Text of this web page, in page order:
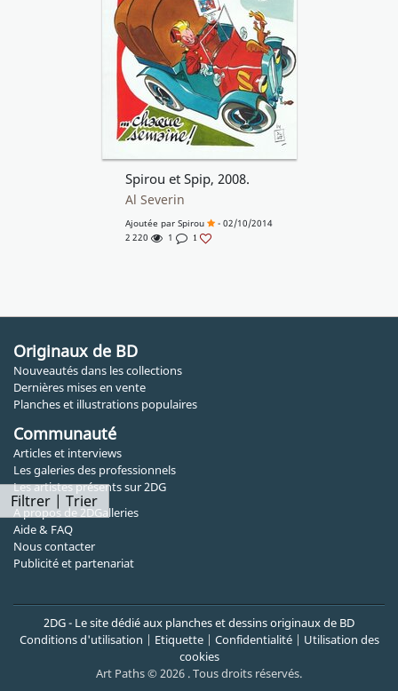
Filtrer | Trier
Spirou et Spip, 2008.
Al Severin
Ajoutée par Spirou
- 02/10/2014
2 220
1 1
Originaux de BD
Nouveautés dans les collections
Dernières mises en vente
Planches et illustrations populaires
Communauté
Articles et interviews
Les galeries des professionnels
Les artistes présents sur 2DG
A propos de 2DGalleries
Aide & FAQ
Nous contacter
Publicité et partenariat
2DG - Le site dédié aux planches et dessins originaux de BD
Conditions d'utilisation | Etiquette| Confidentialité| Utilisation des
cookies
Art Paths © 2026 . Tous droits réservés.